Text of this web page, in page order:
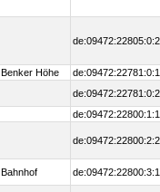
de:09472:22805:0:2
Benker Höhe
de:09472:22781:0:1
de:09472:22781:0:2
de:09472:22800:1:1
de:09472:22800:2:2
de:09472:22800:3:1